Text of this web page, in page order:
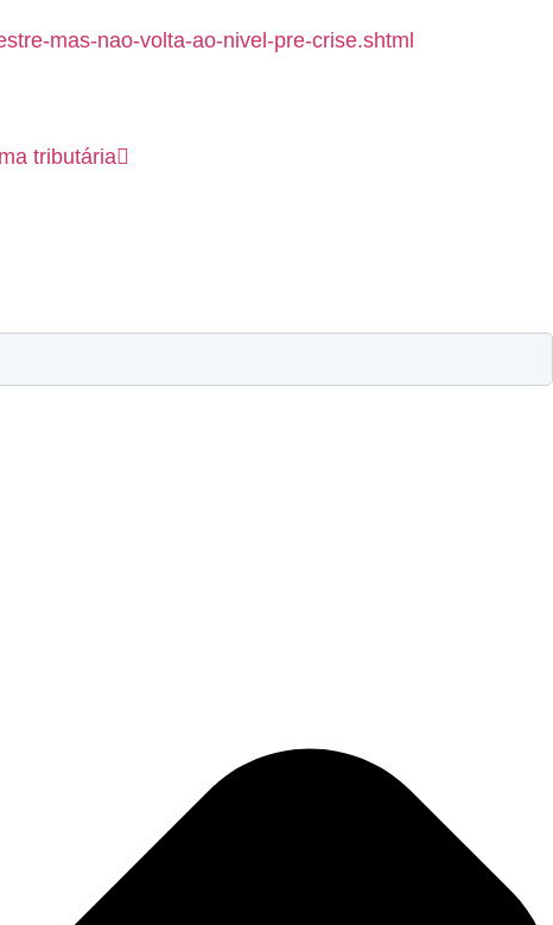
mas-nao-volta-ao-nivel-pre-crise.shtml
tributária